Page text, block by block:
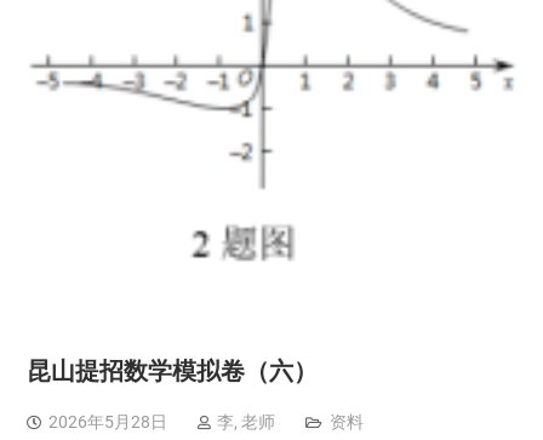
昆山提招数学模拟卷（六）
2026年5月28日 李, 老师 资料